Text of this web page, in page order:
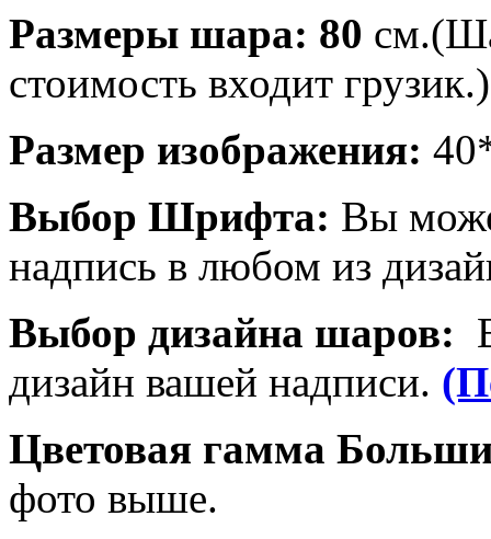
Размеры шара: 80
стоимость входит грузик.)
Размер изображения:
Выбор Шрифта: Вы
надпись в любом из
Выбор дизайна шаров:
дизайн вашей надписи.
Цветовая гамма
фото выше.